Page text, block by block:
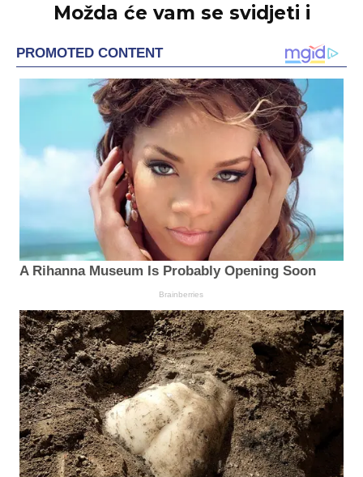
Možda će vam se svidjeti i